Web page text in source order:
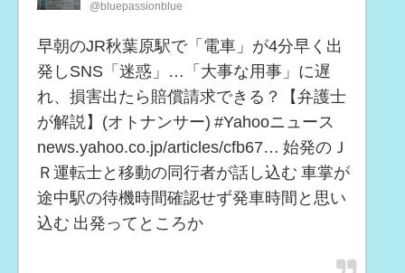
@bluepassionblue
早朝のJR秋葉原駅で「電車」が4分早く出
発しSNS「迷惑」…「大事な用事」に遅
れ、損害出たら賠償請求できる？【弁護士
が解説】(オトナンサー) #Yahooニュース
news.yahoo.co.jp/articles/cfb67… 始発のＪ
Ｒ運転士と移動の同行者が話し込む 車掌が
途中駅の待機時間確認せず発車時間と思い
込む 出発ってところか